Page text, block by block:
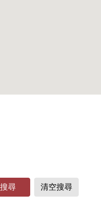
搜尋 清空搜尋